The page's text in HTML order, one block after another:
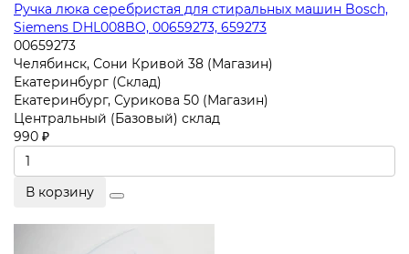
Ручка люка серебристая для стиральных машин Bosch,
Siemens DHL008BO, 00659273, 659273
00659273
Челябинск, Сони Кривой 38 (Магазин)
Екатеринбург (Склад)
Екатеринбург, Сурикова 50 (Магазин)
Центральный (Базовый) склад
990 ₽
В корзину